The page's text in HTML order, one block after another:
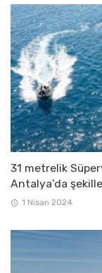
31 metrelik
Antalya’da
1 Nisan 2024